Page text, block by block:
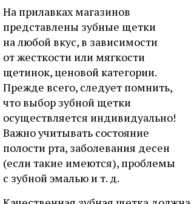
На прилавках магазинов
представлены зубные щетки
на любой вкус, в зависимости
от жесткости или мягкости
щетинок, ценовой категории.
Прежде всего, следует помнить,
что выбор зубной щетки
осуществляется индивидуально!
Важно учитывать состояние
полости рта, заболевания десен
(если такие имеются), проблемы
с зубной эмалью и т. д.